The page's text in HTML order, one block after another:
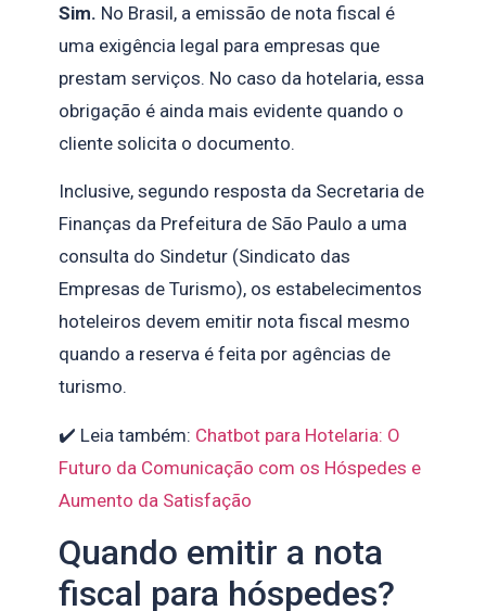
Sim. No Brasil, a emissão de nota fiscal é
uma exigência legal para empresas que
prestam serviços. No caso da hotelaria, essa
obrigação é ainda mais evidente quando o
cliente solicita o documento.
Inclusive, segundo resposta da Secretaria de
Finanças da Prefeitura de São Paulo a uma
consulta do Sindetur (Sindicato das
Empresas de Turismo), os estabelecimentos
hoteleiros devem emitir nota fiscal mesmo
quando a reserva é feita por agências de
turismo.
✔️ Leia também: Chatbot para Hotelaria: O
Futuro da Comunicação com os Hóspedes e
Aumento da Satisfação
Quando emitir a nota
fiscal para hóspedes?